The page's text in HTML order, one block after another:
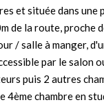
et située dans
de la route, proche
/ salle à manger,
par le
puis 2 autres
4ème chambre en